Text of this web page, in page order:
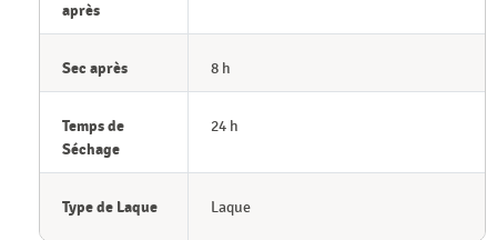
après
Sec après 8 h
Temps de
Séchage
24 h
Type de Laque Laque